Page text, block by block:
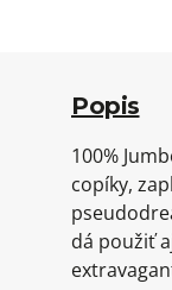
Popis
100%
copíky,
dá použiť